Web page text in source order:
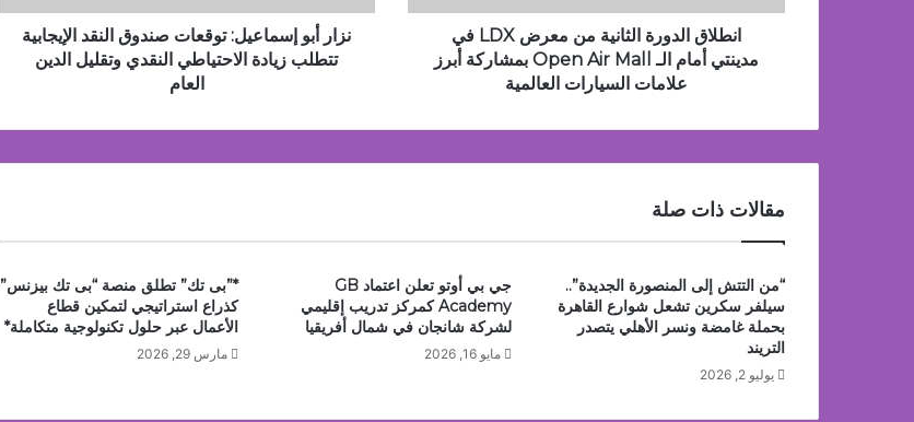
منذ 22 ساعة
عُمان تؤكد التزامها بدعم اتفاقيَّة الأُمم المُتَّحدة الإطاريَّة بشأن تغيُّر المناخ
منذ 22 ساعة
أمام
Open
العالمية
انطلاق الدورة الثانية من معرض LDX في
مدينتي أمام الـ Open Air Mall بمشاركة أبرز
علامات السيارات العالمية
زيادة
الاحتياطي
النقدي
نزار أبو إسماعيل: توقعات صندوق النقد الإيجابية
تتطلب زيادة الاحتياطي النقدي وتقليل الدين
العام
مقالات ذات صلة
“من التتش إلى المنصورة الجديدة”..
سيلفر سكرين تشعل شوارع القاهرة
بحملة غامضة ونسر الأهلي يتصدر
التريند
يوليو 2, 2026
جي بي أوتو تعلن اعتماد GB
Academy كمركز تدريب إقليمي
لشركة شانجان في شمال أفريقيا
مايو 16, 2026
*”بى تك” تطلق منصة “بى تك بيزنس”
كذراع استراتيجي لتمكين قطاع
الأعمال عبر حلول تكنولوجية متكاملة*
مارس 29, 2026